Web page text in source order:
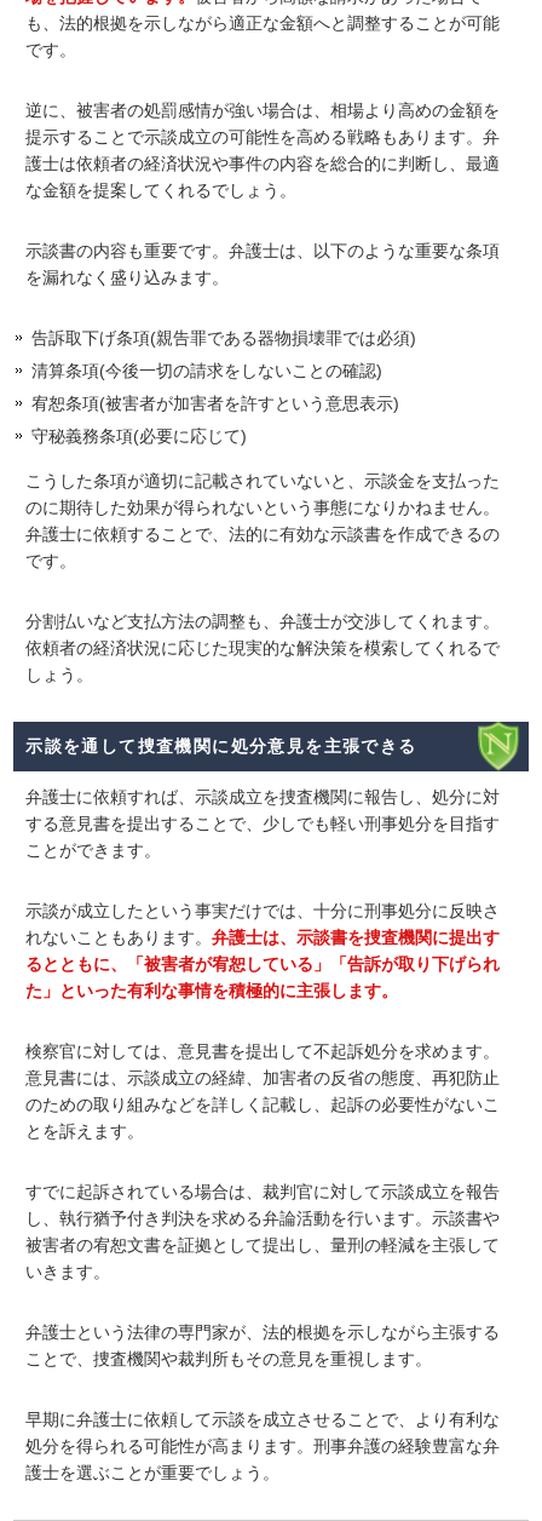
も、法的根拠を示しながら適正な金額へと調整することが可能
です。
逆に、被害者の処罰感情が強い場合は、相場より高めの金額を
提示することで示談成立の可能性を高める戦略もあります。弁
護士は依頼者の経済状況や事件の内容を総合的に判断し、最適
な金額を提案してくれるでしょう。
示談書の内容も重要です。弁護士は、以下のような重要な条項
を漏れなく盛り込みます。
告訴取下げ条項(親告罪である器物損壊罪では必須)
清算条項(今後一切の請求をしないことの確認)
宥恕条項(被害者が加害者を許すという意思表示)
守秘義務条項(必要に応じて)
こうした条項が適切に記載されていないと、示談金を支払った
のに期待した効果が得られないという事態になりかねません。
弁護士に依頼することで、法的に有効な示談書を作成できるの
です。
分割払いなど支払方法の調整も、弁護士が交渉してくれます。
依頼者の経済状況に応じた現実的な解決策を模索してくれるで
しょう。
示談を通して捜査機関に処分意見を主張できる
弁護士に依頼すれば、示談成立を捜査機関に報告し、処分に対
する意見書を提出する ことで、少しでも軽い刑事処分を目指す
ことができます。
示談が成立したという事実だけでは、十分に刑事処分に反映さ
れないこともあります。弁護士は、示談書を捜査機関に提出す
るとともに、「被害者が宥恕している」「告訴が取り下げられ
た」といった有利な事情を積極的に主張します。
検察官に対しては、意見書を提出して不起訴処分を求めます。
意見書には、示談成立の経緯、加害者の反省の態度、再犯防止
のための取り組みなどを詳しく記載し、起訴の必要性がないこ
とを訴えます。
すでに起訴されている場合は、裁判官に対して示談成立を報告
し、執行猶予付き判決を求める弁論活動を行います。示談書や
被害者の宥恕文書を証拠として提出し、量刑の軽減を主張して
いきます。
弁護士という法律の専門家が、法的根拠を示しながら主張する
ことで、捜査機関や裁判所もその意見を重視します。
早期に弁護士に依頼して示談を成立させることで、より有利な
処分を得られる可能性が高まります。刑事弁護の経験豊富な弁
護士を選ぶことが重要でしょう。